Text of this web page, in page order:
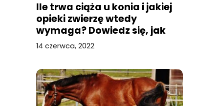
Ile trwa ciąża u konia i jakiej
opieki zwierzę wtedy
wymaga? Dowiedz się, jak
przebiega poród u klaczy
14 czerwca, 2022